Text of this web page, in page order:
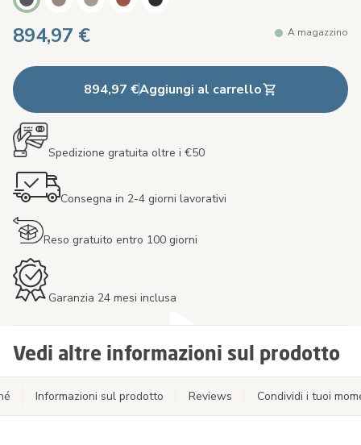
894,97 € A magazzino
894,97 €Aggiungi al carrello
Spedizione gratuita oltre i €50
Consegna in 2-4 giorni lavorativi
Reso gratuito entro 100 giorni
Garanzia 24 mesi inclusa
Vedi altre informazioni sul prodotto
Informazioni sul prodotto Reviews Condividi i tuoi